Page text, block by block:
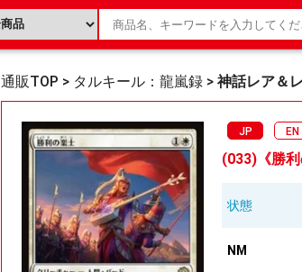
通販TOP > タルキール：龍嵐録 > 神話レア＆
JP EN
(033)《勝
状態
NM